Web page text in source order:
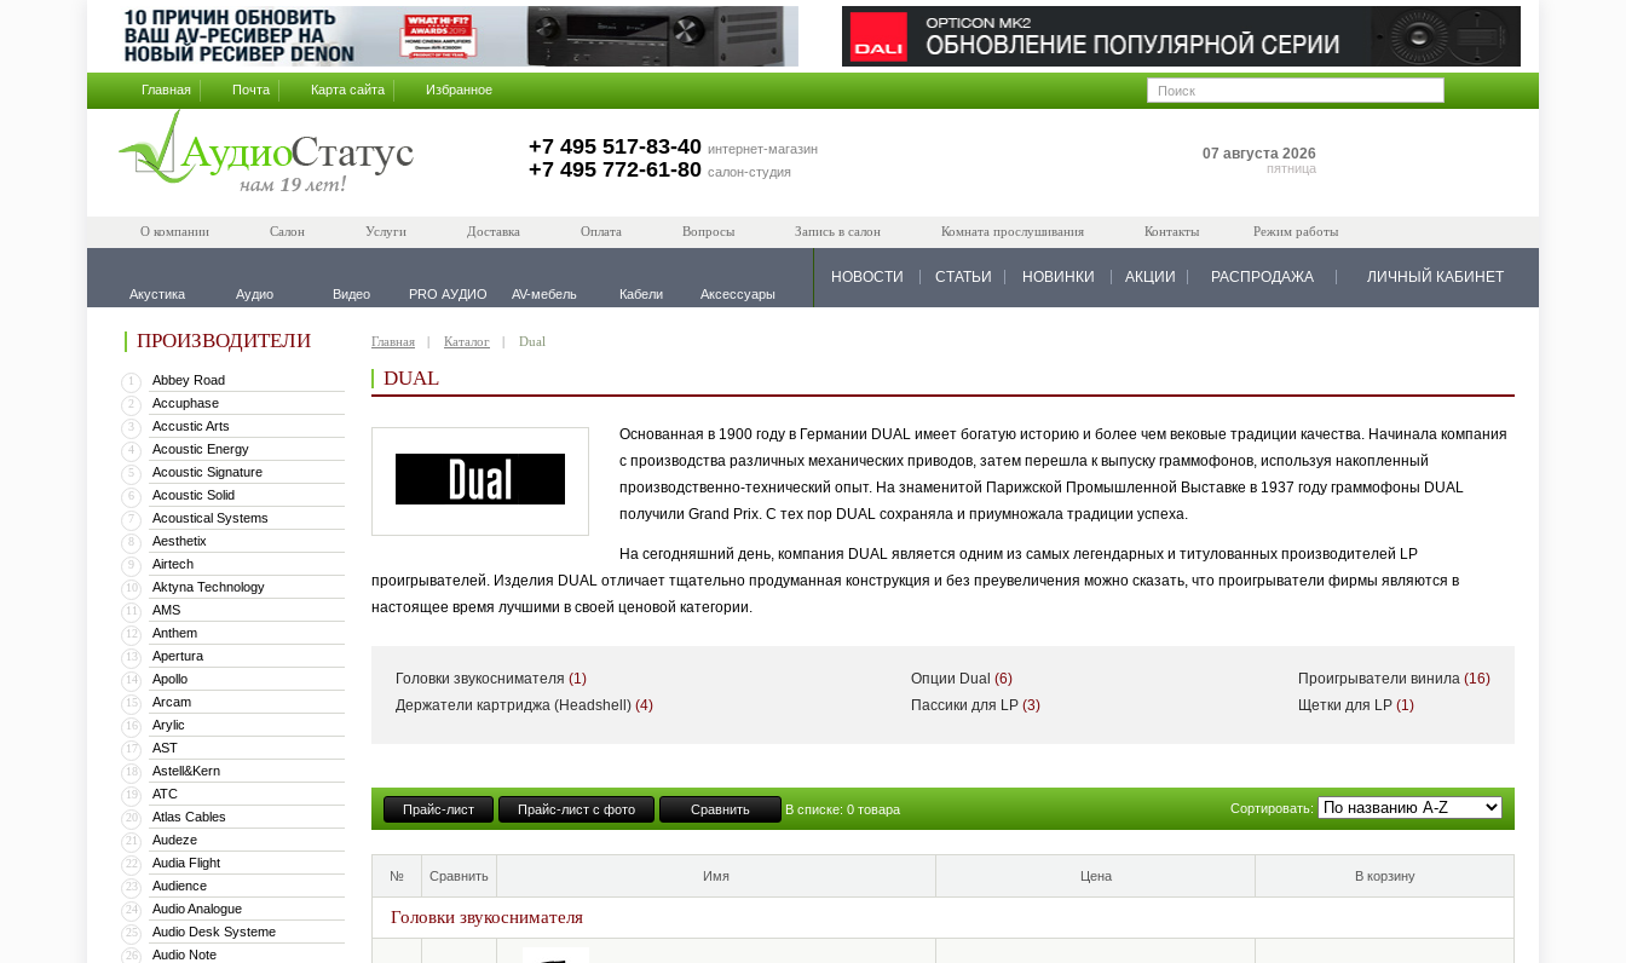
Главная Почта Карта сайта Избранное
+7 495 517-83-40 интернет-магазин
+7 495 772-61-80 салон-студия
07 августа 2026
пятница
О компании Салон Услуги Доставка Оплата Вопросы Запись в салон Комната прослушивания Контакты Режим работы
Акустика Аудио Видео PRO АУДИО AV-мебель Кабели Аксессуары
НОВОСТИ СТАТЬИ НОВИНКИ АКЦИИ РАСПРОДАЖА ЛИЧНЫЙ КАБИНЕТ
ПРОИЗВОДИТЕЛИ
1 Abbey Road
2 Accuphase
3 Accustic Arts
4 Acoustic Energy
5 Acoustic Signature
6 Acoustic Solid
7 Acoustical Systems
8 Aesthetix
9 Airtech
10 Aktyna Technology
11 AMS
12 Anthem
13 Apertura
14 Apollo
15 Arcam
16 Arylic
17 AST
18 Astell&Kern
19 ATC
20 Atlas Cables
21 Audeze
22 Audia Flight
23 Audience
24 Audio Analogue
25 Audio Desk Systeme
26 Audio Note
Главная Каталог Dual
DUAL
Основанная в 1900 году в Германии DUAL имеет богатую историю и более чем вековые традиции качества. Начинала компания
с производства различных механических приводов, затем перешла к выпуску граммофонов, используя накопленный
производственно-технический опыт. На знаменитой Парижской Промышленной Выставке в 1937 году граммофоны DUAL
получили Grand Prix. С тех пор DUAL сохраняла и приумножала традиции успеха.
На сегодняшний день, компания DUAL является одним из самых легендарных и титулованных производителей LP
проигрывателей. Изделия DUAL отличает тщательно продуманная конструкция и без преувеличения можно сказать, что проигрыватели фирмы являются в
настоящее время лучшими в своей ценовой категории.
Головки звукоснимателя (1)
Держатели картриджа (Headshell) (4)
Опции Dual (6)
Пассики для LP (3)
Проигрыватели винила (16)
Щетки для LP (1)
Прайс-лист Прайс-лист с фото Сравнить В списке: 0 товара Сортировать:
№ Сравнить Имя Цена В корзину
Головки звукоснимателя